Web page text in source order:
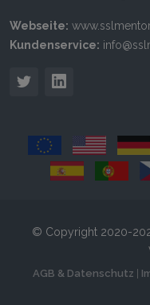
Webseite:
Kundenservice:
© Copyright 2020-
AGB & Datenschutz